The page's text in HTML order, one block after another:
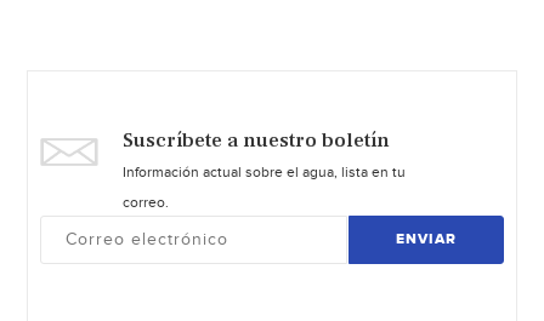
Suscríbete a nuestro boletín
Información actual sobre el agua, lista en tu
correo.
ENVIAR